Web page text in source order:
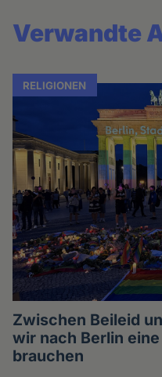
Verwandte
RELIGIONEN
Zwischen Beileid
wir nach Berlin
brauchen